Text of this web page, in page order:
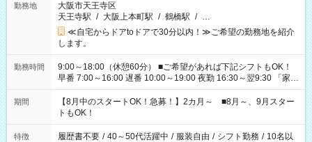
勤務地
大阪市天王寺区
天王寺駅 / 大阪上本町駅 / 鶴橋駅 / …
≪自宅からドアtoドアで30分以内！≫ご希望の勤務地を紹介
します。
勤務時間
9:00～18:00（休憩60分） ■ご希望があれば下記シフトもOK！
早番 7:00～16:00 遅番 10:00～19:00 夜勤 16:30～翌9:30 「家族
と休みを合わせたい」 「余裕を持って夕飯の準備がしたい」
「できれば残業はしたくない」 など、ご希望を教えてください
ね。 ※Wワーク希望の方へ 今ご覧のお仕事で希望する勤務時間
と、もう1つのお仕事の勤務時間。 合計で週40時間を超える場
合は応募できません。
期間
【8月中のスタートOK！急募！】2カ月～ ■8月～、9月スター
トもOK！
特徴 履歴書不要 / 40～50代活躍中 / 服装自由 / シフト勤務 / 10名以